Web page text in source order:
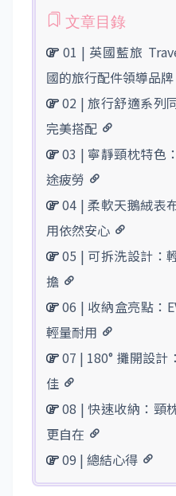
01 | 英國藍旅
國的旅行配件領導品牌
02 | 旅行舒適系列
完美搭配
03 | 寧靜頸枕特色
途疲勞
04 | 柔軟天鵝絨表
用依然安心
05 | 可拆洗設計：
擔
06 | 收納盒亮點：
輕量耐用
07 | 180° 攤開設計
佳
08 | 快速收納：頸
更自在
09 | 總結心得